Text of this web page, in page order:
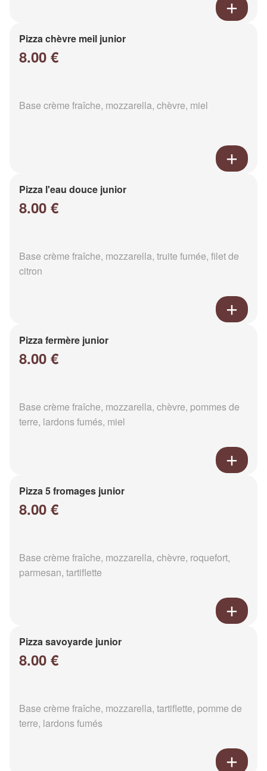
Pizza chèvre meil junior
8.00 €
Base crème fraîche, mozzarella, chèvre, miel
Pizza l'eau douce junior
8.00 €
Base crème fraîche, mozzarella, truite fumée, filet de
citron
Pizza fermère junior
8.00 €
Base crème fraîche, mozzarella, chèvre, pommes de
terre, lardons fumés, miel
Pizza 5 fromages junior
8.00 €
Base crème fraîche, mozzarella, chèvre, roquefort,
parmesan, tartiflette
Pizza savoyarde junior
8.00 €
Base crème fraîche, mozzarella, tartiflette, pomme de
terre, lardons fumés